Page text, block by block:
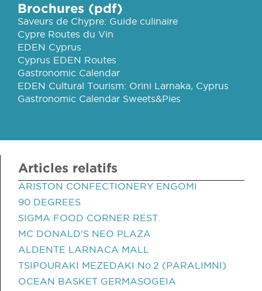
Brochures (pdf)
Saveurs de Chypre: Guide culinaire
Cypre Routes du Vin
EDEN Cyprus
Cyprus EDEN Routes
Gastronomic Calendar
EDEN Cultural Tourism: Orini Larnaka, Cyprus
Gastronomic Calendar Sweets&Pies
Articles relatifs
ARISTON CONFECTIONERY ENGOMI
90 DEGREES
SIGMA FOOD CORNER REST.
MC DONALD'S NEO PLAZA
ALDENTE LARNACA MALL
TSIPOURAKI MEZEDAKI No.2 (PARALIMNI)
OCEAN BASKET GERMASOGEIA